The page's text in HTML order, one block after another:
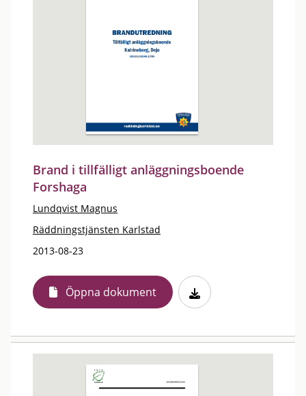
Brand i tillfälligt anläggningsboende
Forshaga
Lundqvist Magnus
Räddningstjänsten Karlstad
2013-08-23
Öppna dokument